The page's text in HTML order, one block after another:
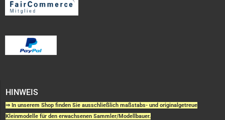
HINWEIS
⇒ In unserem Shop finden Sie ausschließlich maßstabs- und originalgetreue
Kleinmodelle für den erwachsenen Sammler/Modellbauer.